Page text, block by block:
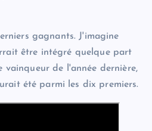
gagnants. J'imagine
être intégré quelque part
vainqueur de l'année dernière,
été parmi les dix premiers.